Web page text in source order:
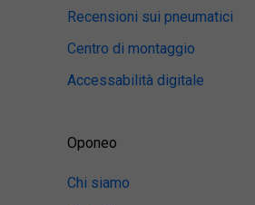
Recensioni sui pneumatici
Centro di montaggio
Accessabilità digitale
Oponeo
Chi siamo